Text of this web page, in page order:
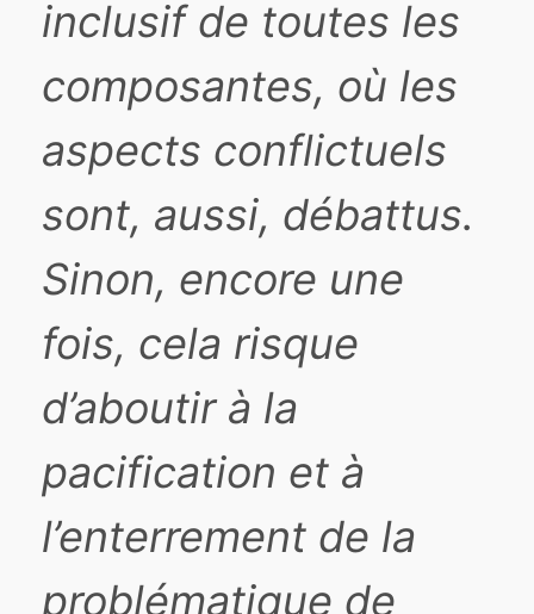
inclusif de toutes les
composantes, où les
aspects conflictuels
sont, aussi, débattus.
Sinon, encore une
fois, cela risque
d’aboutir à la
pacification et à
l’enterrement de la
problématique de